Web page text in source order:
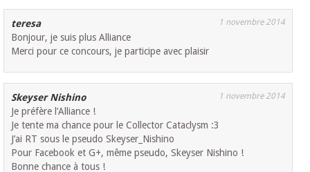
teresa 1 novembre 2014
Bonjour, je suis plus Alliance
Merci pour ce concours, je participe avec plaisir
Skeyser Nishino 1 novembre 2014
Je préfère l’Alliance !
Je tente ma chance pour le Collector Cataclysm :3
J’ai RT sous le pseudo Skeyser_Nishino
Pour Facebook et G+, même pseudo, Skeyser Nishino !
Bonne chance à tous !